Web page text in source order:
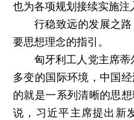
也为各项规划接续实施注
行稳致远的发展之
要思想理念的指引。
匈牙利工人党主席蒂
多变的国际环境，中国
的就是一系列清晰的思
说，习近平主席提出新